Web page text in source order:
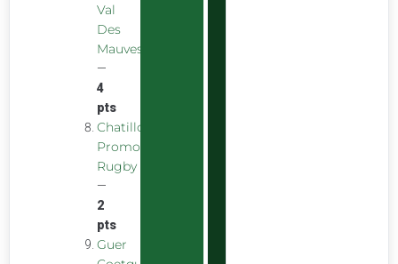
Val
Des
Mauves
—
4
pts
Chatillon
Promotion
Rugby
—
2
pts
Guer